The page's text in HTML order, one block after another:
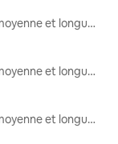
Locations moyenne et longue durée
Locations moyenne et longue durée
Locations moyenne et longue durée